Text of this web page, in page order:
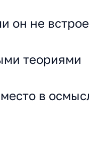
он не
теориями
в